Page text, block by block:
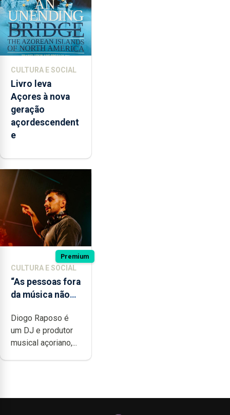
CULTURA E SOCIAL
Livro leva
Açores à nova
geração
açordescendent
e
Premium
CULTURA E SOCIAL
“As pessoas fora
da música não
quão difícil é
produzir uma
música”
Diogo Raposo é
um DJ e produtor
musical açoriano,...